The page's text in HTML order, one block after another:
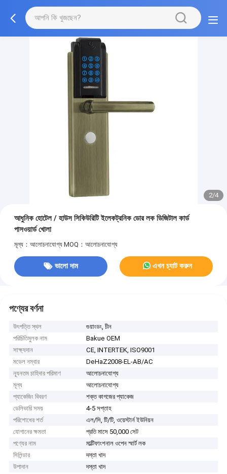
2/4
আধুনিক হোটেল / হাউস সিকিউরিটি ইলেকট্রনিক ডোর লক ডিজিটাল কার্ড
পাসওয়ার্ড খোলা
মূল্য：আলোচনাযোগ্য MOQ：আলোচনাযোগ্য
ভালো দাম এখন চ্যাট করুন
পণ্যের বর্ণনা
উৎপত্তি স্থল
গুয়াংডং, চীন
পরিচিতিমুলক নাম
Bakue OEM
সাক্ষ্যদান
CE, INTERTEK, ISO9001
মডেল নম্বার
DeHaZ2008-EL-AB/AC
ন্যূনতম চাহিদার পরিমাণ
আলোচনাযোগ্য
মূল্য
আলোচনাযোগ্য
প্যাকেজিং বিবরণ
শক্ত কাগজের প্যাকেজ
ডেলিভারি সময়
4-5 সপ্তাহ
পরিশোধের শর্ত
এল/সি, টি/টি, ওয়েস্টার্ন ইউনিয়ন
যোগানের ক্ষমতা
প্রতি মাসে 50,000 সেট
পণ্যের নাম
মাল্টিফাংশনাল ওপেন স্মার্ট লক
সিলিন্ডার
দস্তা খাদ
উপাদান
দস্তা খাদ